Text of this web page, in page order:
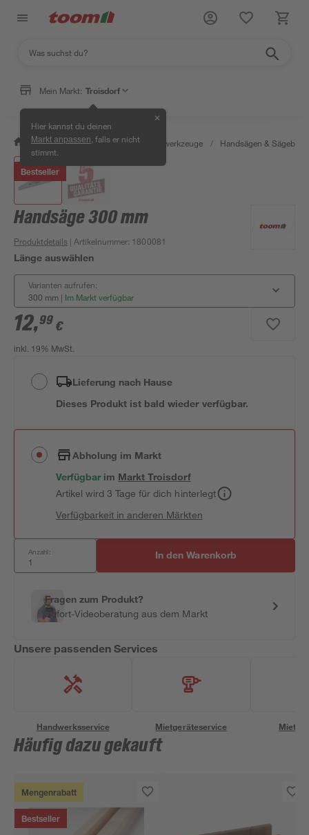
Mein Markt: Troisdorf
Hier kannst du deinen
Markt anpassen , falls er nicht
stimmt.
✕
/ Werkstatt & Maschinen / Handwerkzeuge / Handsägen &
Bestseller
Handsäge 300 mm
Produktdetails | Artikelnummer: 1800081
Länge auswählen
Varianten aufrufen:
300 mm | Im Markt verfügbar
12,99 €
inkl. 19% MwSt.
Lieferung nach Hause
Dieses Produkt ist bald wieder verfügbar.
Abholung im Markt
Verfügbar im MarktTroisdorf
Artikel wird 3 Tage für dich hinterlegt
Verfügbarkeit in anderen Märkten
Anzahl: In den Warenkorb
Fragen zum Produkt?
Sofort-Videoberatung aus dem Markt
Unsere passenden Services
Handwerksservice Mietgeräteservice
Häufig dazu gekauft
Mengenrabatt
Bestseller